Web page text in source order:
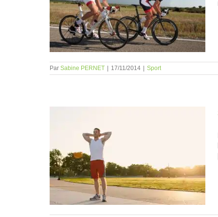
Par Sabine PERNET 17/11/2014 Sport